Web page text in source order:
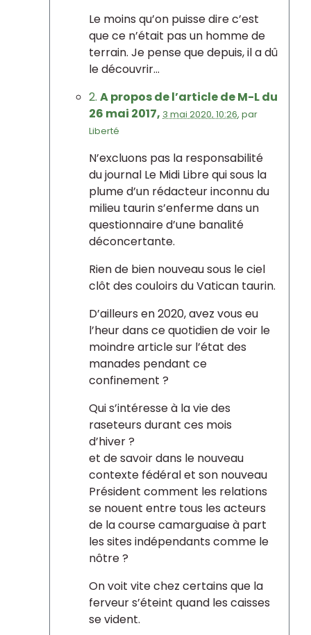
Le moins qu’on puisse dire c’est
que ce n’était pas un homme de
terrain. Je pense que depuis, il a dû
le découvrir...
2. A propos de l’article de M-L du
26 mai 2017, 3 mai 2020, 10:26, par
Liberté
N’excluons pas la responsabilité
du journal Le Midi Libre qui sous la
plume d’un rédacteur inconnu du
milieu taurin s’enferme dans un
questionnaire d’une banalité
déconcertante.
Rien de bien nouveau sous le ciel
clôt des couloirs du Vatican taurin.
D’ailleurs en 2020, avez vous eu
l’heur dans ce quotidien de voir le
moindre article sur l’état des
manades pendant ce
confinement ?
Qui s’intéresse à la vie des
raseteurs durant ces mois
d’hiver ?
et de savoir dans le nouveau
contexte fédéral et son nouveau
Président comment les relations
se nouent entre tous les acteurs
de la course camarguaise à part
les sites indépendants comme le
nôtre ?
On voit vite chez certains que la
ferveur s’éteint quand les caisses
se vident.